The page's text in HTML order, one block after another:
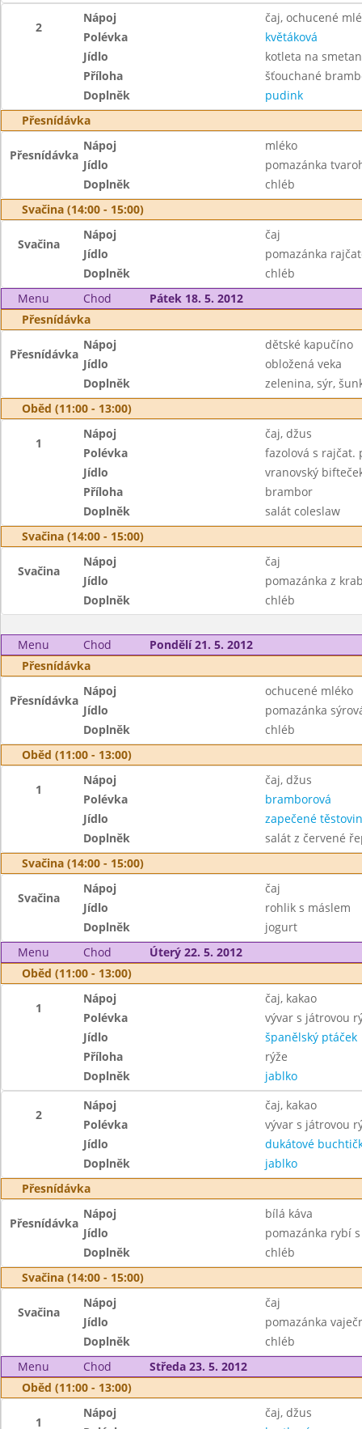
2
Nápoj
čaj, ochucené
Polévka
květáková
Jídlo
kotleta na
Příloha
šťouchané
Doplněk
pudink
Přesnídávka
Přesnídávka
Nápoj
mléko
Jídlo
pomazánka
Doplněk
chléb
Svačina (14:00 - 15:00)
Svačina
Nápoj
čaj
Jídlo
pomazánka
Doplněk
chléb
Menu
Chod
Pátek 18. 5. 2012
Přesnídávka
Přesnídávka
Nápoj
dětské kapučíno
Jídlo
obložená veka
Doplněk
zelenina, sýr,
Oběd (11:00 - 13:00)
1
Nápoj
čaj, džus
Polévka
fazolová s rajčat.
Jídlo
vranovský
Příloha
brambor
Doplněk
salát coleslaw
Svačina (14:00 - 15:00)
Svačina
Nápoj
čaj
Jídlo
pomazánka z
Doplněk
chléb
Menu Chod
Pondělí 21. 5. 2012
Přesnídávka
Přesnídávka
Nápoj
ochucené mléko
Jídlo
pomazánka
Doplněk
chléb
Oběd (11:00 - 13:00)
1
Nápoj
čaj, džus
Polévka
bramborová
Jídlo
zapečené
Doplněk
salát z červené
Svačina (14:00 - 15:00)
Svačina
Nápoj
čaj
Jídlo
rohlik s máslem
Doplněk
jogurt
Menu
Chod
Úterý 22. 5. 2012
Oběd (11:00 - 13:00)
1
Nápoj
čaj, kakao
Polévka
vývar s játrovou
Jídlo
španělský ptáček
Příloha
rýže
Doplněk
jablko
2
Nápoj
čaj, kakao
Polévka
vývar s játrovou
Jídlo
dukátové
Doplněk
jablko
Přesnídávka
Přesnídávka
Nápoj
bílá káva
Jídlo
pomazánka rybí
Doplněk
chléb
Svačina (14:00 - 15:00)
Svačina
Nápoj
čaj
Jídlo
pomazánka
Doplněk
chléb
Menu
Chod
Středa 23. 5. 2012
Oběd (11:00 - 13:00)
1
Nápoj
čaj, džus